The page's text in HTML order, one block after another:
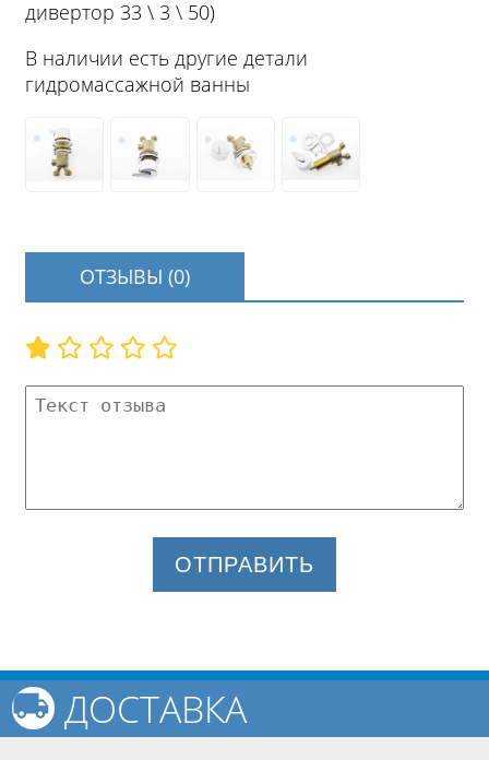
дивертор 33 \ 3 \ 50)
В наличии есть другие детали
гидромассажной ванны
ОТЗЫВЫ (0)
ОТПРАВИТЬ
ДОСТАВКА